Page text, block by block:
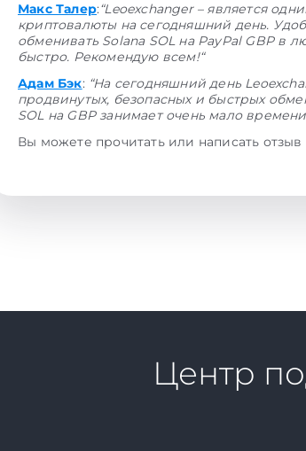
Макс Талер:“Leoexchanger – является
криптовалюты на сегодняшний день.
обменивать Solana SOL на PayPal GBP в
быстро. Рекомендую всем!“
Адам Бэк: “На сегодняшний день
продвинутых, безопасных и быстрых
SOL на GBP занимает очень мало
Вы можете прочитать или написать
Центр